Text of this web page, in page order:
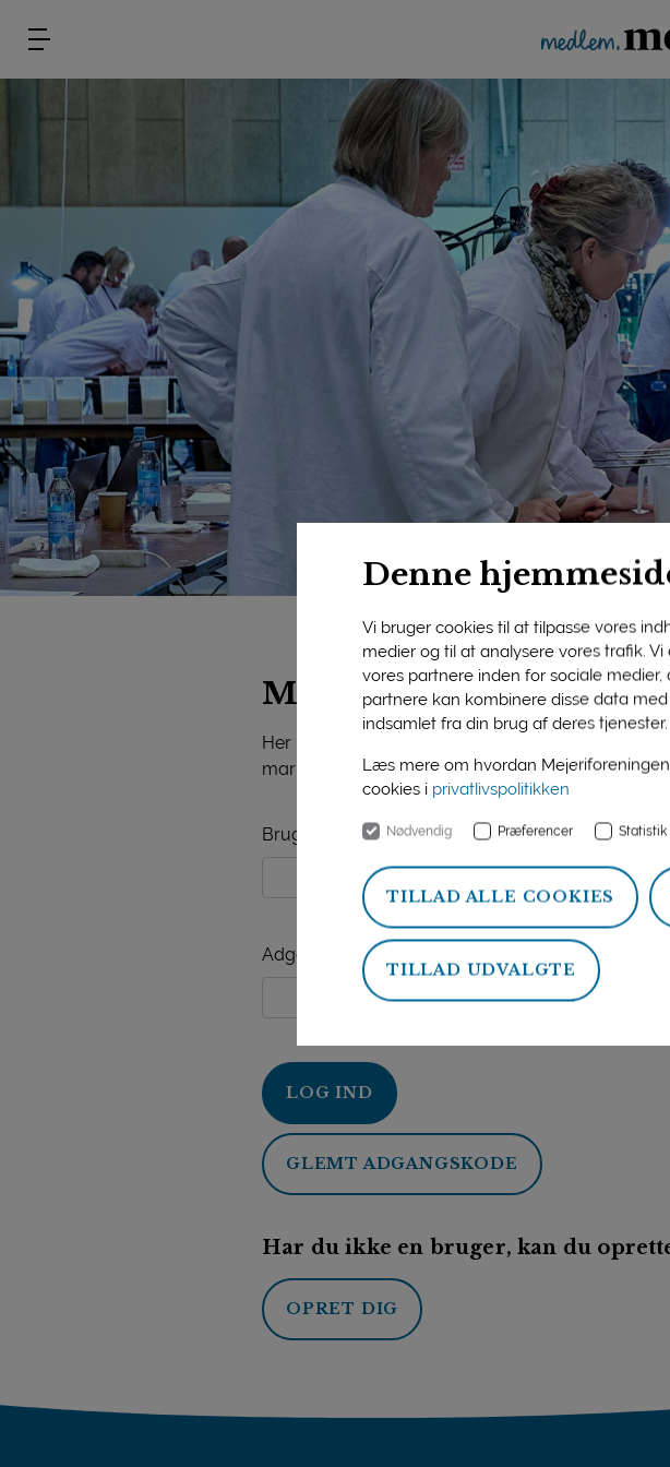
Denne
Vi bruger cookies til at tilpasse vores
medier og til at analysere vores trafik.
vores partnere inden for sociale
partnere kan kombinere disse data
indsamlet fra din brug af deres tjenester.
Læs mere om hvordan
cookies i privatlivspolitikken
Nødvendig Præferencer Statistik
TILLAD ALLE COOKIES
TILLAD UDVALGTE
Mejeriforeningens
Her på siden finder du viden og information om
markedsorientering, mejeristatistik, politik og
Brugernavn
Adgangskode
LOG IND
GLEMT ADGANGSKODE
Har du ikke en bruger, kan du
OPRET DIG